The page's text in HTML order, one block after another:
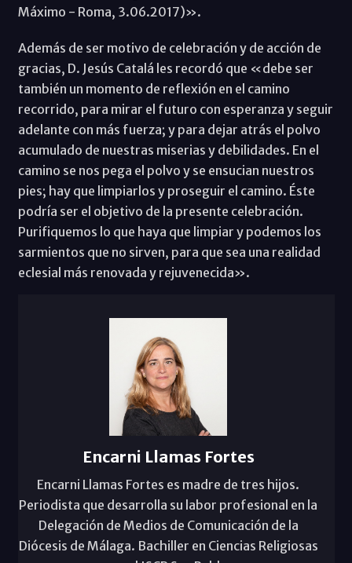
Máximo - Roma, 3.06.2017)».
Además de ser motivo de celebración y de acción de
gracias, D. Jesús Catalá les recordó que «debe ser
también un momento de reflexión en el camino
recorrido, para mirar el futuro con esperanza y seguir
adelante con más fuerza; y para dejar atrás el polvo
acumulado de nuestras miserias y debilidades. En el
camino se nos pega el polvo y se ensucian nuestros
pies; hay que limpiarlos y proseguir el camino. Éste
podría ser el objetivo de la presente celebración.
Purifiquemos lo que haya que limpiar y podemos los
sarmientos que no sirven, para que sea una realidad
eclesial más renovada y rejuvenecida».
Encarni Llamas Fortes
Encarni Llamas Fortes es madre de tres hijos.
Periodista que desarrolla su labor profesional en la
Delegación de Medios de Comunicación de la
Diócesis de Málaga. Bachiller en Ciencias Religiosas